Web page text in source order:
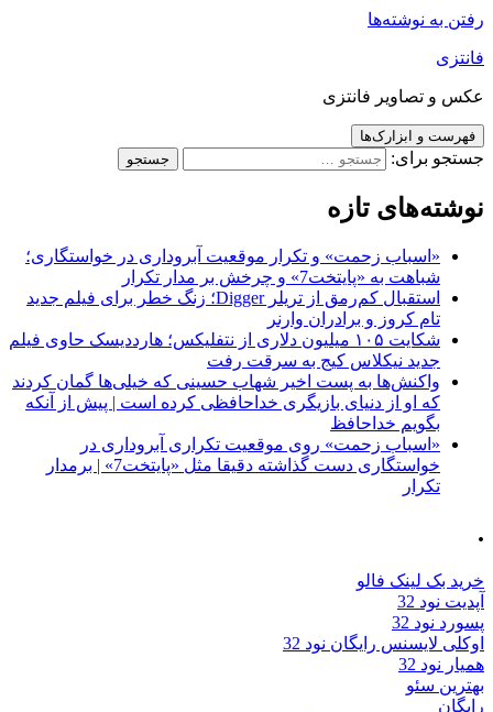
نوشته‌ها
فانتزی
و ابزارک‌ها
برای:
تازه
زحمت» و تکرار موقعیت آبروداری در خواستگاری؛
به «پایتخت7» و چرخش بر مدار تکرار
استقبال کم‌رمق از تریلر Digger؛ زنگ خطر برای فیلم جدید
کروز و برادران وارنر
شکایت ۱۰۵ میلیون دلاری از نتفلیکس؛ هارددیسک حاوی فیلم
نیکلاس کیج به سرقت رفت
به پست اخیر شهاب حسینی که خیلی‌ها گمان کردند
او از دنیای بازیگری خداحافظی کرده است | پیش از آنکه
خداحافظ
زحمت» روی موقعیت تکراری آبروداری در
خواستگاری دست گذاشته دقیقا مثل «پایتخت7» | برمدار
لینک فالو
32
32
رایگان نود 32
32
سئو